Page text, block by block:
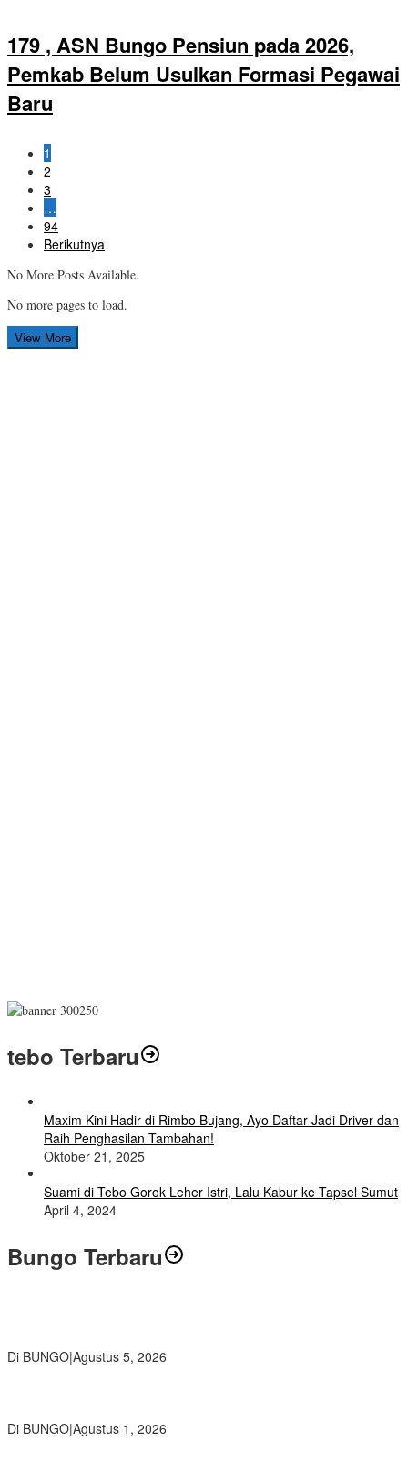
179 , ASN Bungo Pensiun pada 2026,
Pemkab Belum Usulkan Formasi Pegawai
Baru
1
2
3
…
94
Berikutnya
No More Posts Available.
No more pages to load.
View More
tebo Terbaru
Maxim Kini Hadir di Rimbo Bujang, Ayo Daftar Jadi Driver dan
Raih Penghasilan Tambahan!
Oktober 21, 2025
Suami di Tebo Gorok Leher Istri, Lalu Kabur ke Tapsel Sumut
April 4, 2024
Bungo Terbaru
Di BUNGO|Agustus 5, 2026
Di BUNGO|Agustus 1, 2026